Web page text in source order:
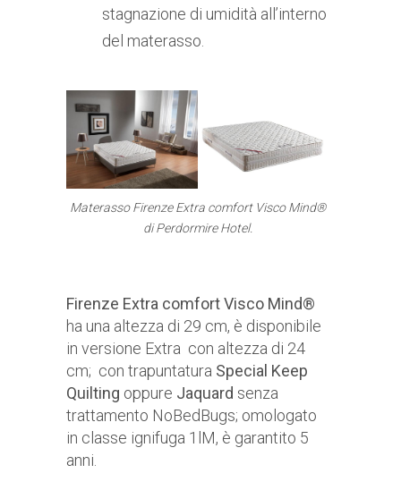
stagnazione di umidità all’interno
del materasso.
Materasso Firenze Extra comfort Visco Mind®
di Perdormire Hotel.
Firenze Extra comfort Visco Mind®
ha una altezza di 29 cm, è disponibile
in versione Extra con altezza di 24
cm; con trapuntatura Special Keep
Quilting oppure Jaquard senza
trattamento NoBedBugs; omologato
in classe ignifuga 1lM, è garantito 5
anni.